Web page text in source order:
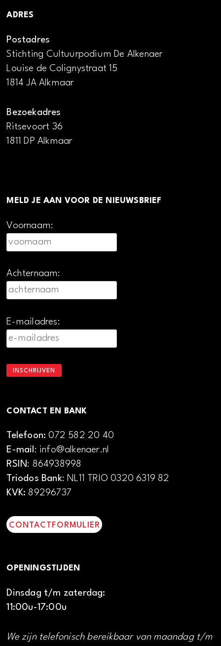
ADRES
Postadres
Stichting Cultuurpodium De Alkenaer
Louise de Colignystraat 15
1814 JA Alkmaar
Bezoekadres
Ritsevoort 36
1811 DP Alkmaar
MELD JE AAN VOOR DE NIEUWSBRIEF
Voornaam:
Achternaam:
E-mailadres:
CONTACT EN BANK
Telefoon:072 582 20 40
E-mail: info@alkenaer.nl
RSIN: 864938998
Triodos Bank: NL11 TRIO 0320 6319 82
KVK: 89296737
CONTACTFORMULIER
OPENINGSTIJDEN
Dinsdag t/m zaterdag:
11:00u-17:00u
We zijn telefonisch bereikbaar van maandag t/m